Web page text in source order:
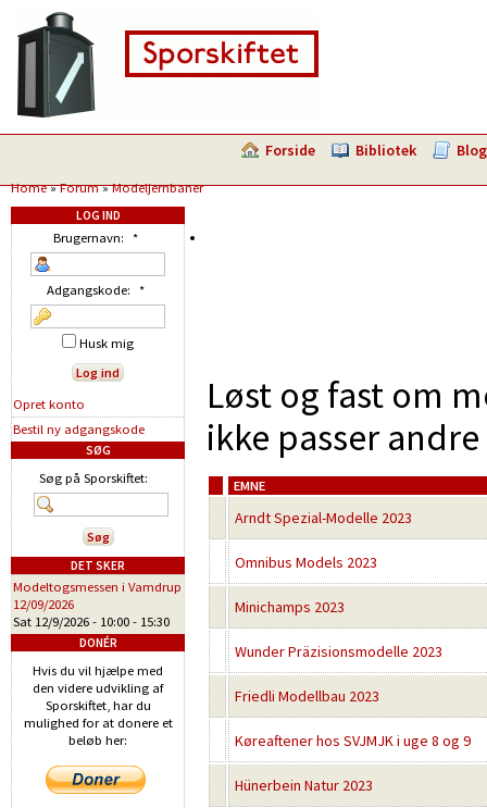
Forside Bibliotek Blog
Home»Forum»Modeljernbaner
Løst og fast om
ikke passer
EMNE
Arndt Spezial-Modelle 2023
Omnibus Models 2023
Minichamps 2023
Wunder Präzisionsmodelle 2023
Friedli Modellbau 2023
Køreaftener hos SVJMJK i uge 8 og 9
Hünerbein Natur 2023
LOG IND
Brugernavn: *
Adgangskode: *
Husk mig
Opret konto
Bestil ny adgangskode
SØG
Søg på Sporskiftet:
DET SKER
Modeltogsmessen i Vamdrup
12/09/2026
Sat 12/9/2026 - 10:00 - 15:30
DONÉR
Hvis du vil hjælpe med
den videre udvikling af
Sporskiftet, har du
mulighed for at donere et
beløb her: